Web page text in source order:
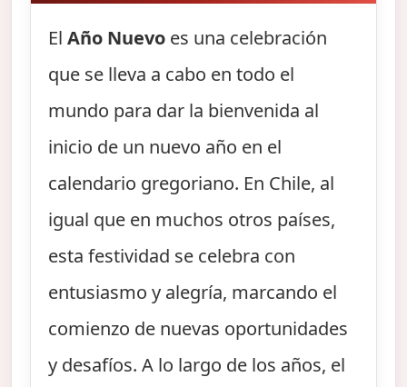
ElAño Nuevo es una celebración
que se lleva a cabo en todo el
mundo para dar la bienvenida al
inicio de un nuevo año en el
calendario gregoriano. En Chile, al
igual que en muchos otros países,
esta festividad se celebra con
entusiasmo y alegría, marcando el
comienzo de nuevas oportunidades
y desafíos. A lo largo de los años, el